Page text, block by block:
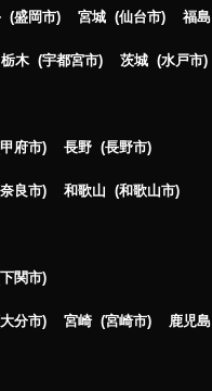
盛岡市 宮城 仙台市 福島
栃木 宇都宮市 茨城 水戸市
甲府市 長野 長野市
奈良市 和歌山 和歌山市
下関市
大分市 宮崎 宮崎市 鹿児島